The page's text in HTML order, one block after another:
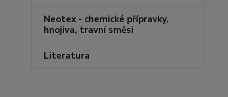
Neotex - chemické přípravky,
hnojiva, travní směsi
Literatura